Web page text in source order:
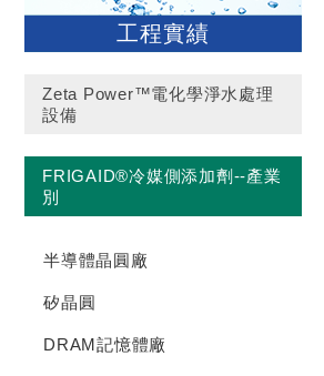
工程實績
Zeta Power™電化學淨水處理
設備
FRIGAID®冷媒側添加劑--產業
別
半導體晶圓廠
矽晶圓
DRAM記憶體廠